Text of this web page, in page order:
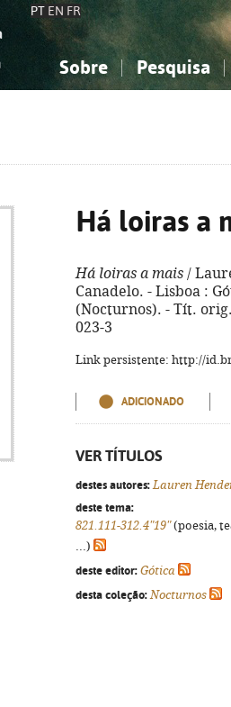
PT EN FR
Sobre Pesquisa
Há loiras a
Há loiras a mais /
Canadelo. - Lisboa :
(Nocturnos). - Tít.
023-3
Link persistente: http://
ADICIONADO
VER TÍTULOS
destes autores: Lauren
deste tema:
821.111-312.4"19"(poesia,
...)
deste editor: Gótica
desta coleção: Nocturnos